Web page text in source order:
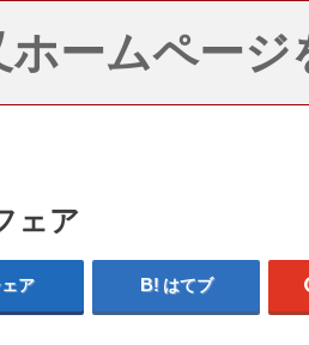
ホームページ
ェア
ア はてブ